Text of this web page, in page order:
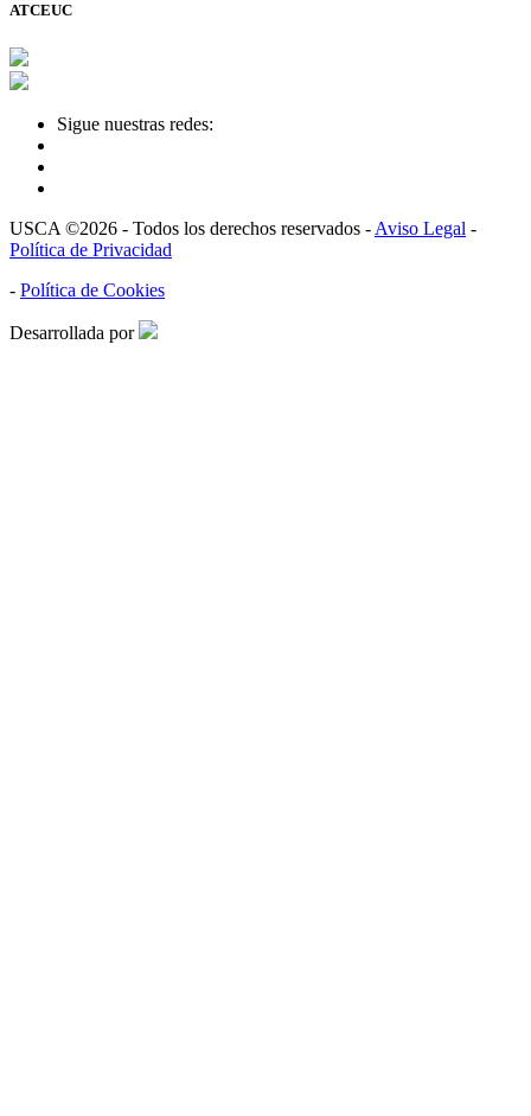
ATCEUC
Sigue nuestras redes:
USCA ©2026 - Todos los derechos reservados - Aviso Legal -
Política de Privacidad
- Política de Cookies
Desarrollada por